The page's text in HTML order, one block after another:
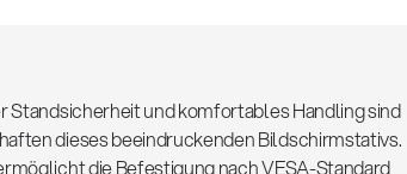
Standsicherheit und komfortables Handling sind
dieses beeindruckenden Bildschirmstativs.
die Befestigung nach VESA-Standard